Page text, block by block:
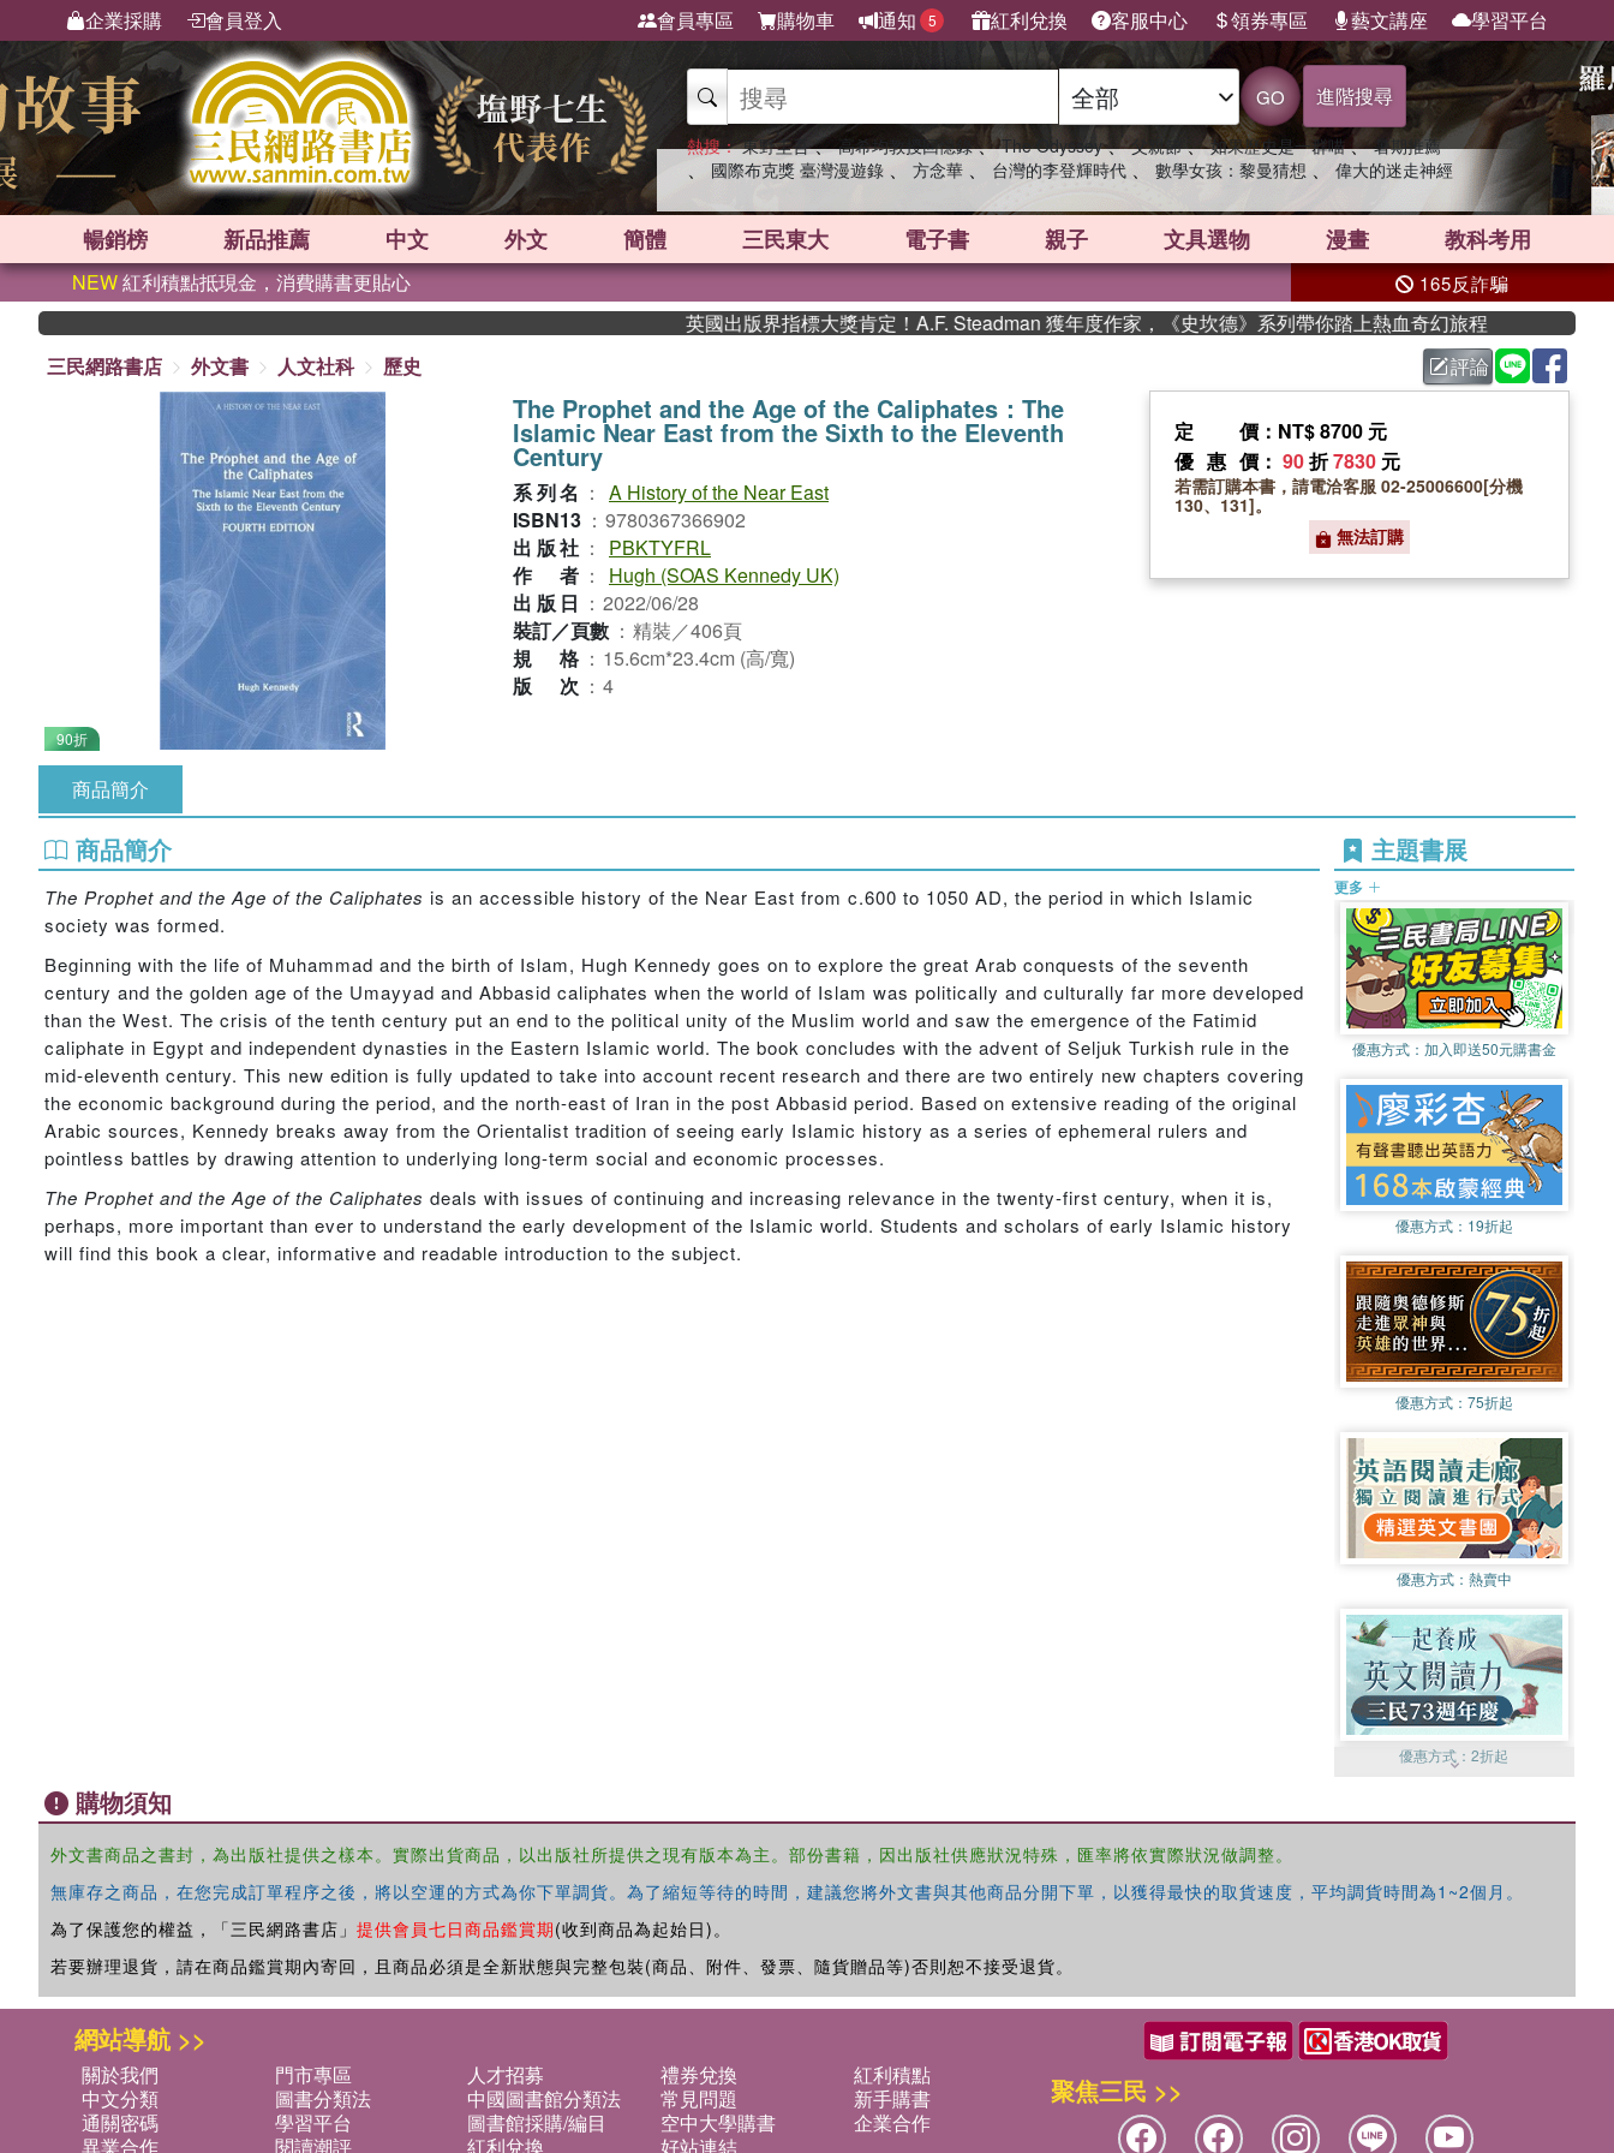
企業採購 會員登入 會員專區 購物車 通知 5 紅利兌換 客服中心 領券專區 藝文講座 學習平台
GO 進階搜尋
熱搜： 東野圭吾 、 高希均教授回憶錄 、 The Odyssey 、 父親節 、 如果歷史是一群喵 、 暑期推薦
、 國際布克獎 臺灣漫遊錄 、 方念華 、 台灣的李登輝時代 、 數學女孩：黎曼猜想 、 偉大的迷走神經
暢銷榜 新品推薦 中文 外文 簡體 三民東大 電子書 親子 文具選物 漫畫 教科考用
NEW紅利積點抵現金，消費購書更貼心 165反詐騙
英國出版界指標大獎肯定！A.F. Steadman 獲年度作家，《史坎德》系列帶你踏上熱血奇幻旅程
三民網路書店
外文書 人文社科 歷史 評論
90折
The Prophet and the Age of the Caliphates：The
Islamic Near East from the Sixth to the Eleventh
Century
系列名 ： A History of the Near East
ISBN13 ： 9780367366902
出版社 ：
PBKTYFRL
作者 ：
Hugh (SOAS Kennedy UK)
出版日 ： 2022/06/28
裝訂／頁數 ： 精裝／406頁
規格 ： 15.6cm*23.4cm (高/寬)
版次 ： 4
定價 ：NT$ 8700 元
優惠價 ： 90折7830 元
若需訂購本書，請電洽客服 02-25006600[分機
130、131]。
無法訂購
商品簡介
商品簡介
The Prophet and the Age of the Caliphates is an accessible history of the Near East from c.600 to 1050 AD, the period in which Islamic
society was formed.
Beginning with the life of Muhammad and the birth of Islam, Hugh Kennedy goes on to explore the great Arab conquests of the seventh
century and the golden age of the Umayyad and Abbasid caliphates when the world of Islam was politically and culturally far more developed
than the West. The crisis of the tenth century put an end to the political unity of the Muslim world and saw the emergence of the Fatimid
caliphate in Egypt and independent dynasties in the Eastern Islamic world. The book concludes with the advent of Seljuk Turkish rule in the
mid-eleventh century. This new edition is fully updated to take into account recent research and there are two entirely new chapters covering
the economic background during the period, and the north-east of Iran in the post Abbasid period. Based on extensive reading of the original
Arabic sources, Kennedy breaks away from the Orientalist tradition of seeing early Islamic history as a series of ephemeral rulers and
pointless battles by drawing attention to underlying long-term social and economic processes.
The Prophet and the Age of the Caliphates deals with issues of continuing and increasing relevance in the twenty-first century, when it is,
perhaps, more important than ever to understand the early development of the Islamic world. Students and scholars of early Islamic history
will find this book a clear, informative and readable introduction to the subject.
主題書展
更多
優惠方式： 加入即送50元購書金
優惠方式： 19折起
優惠方式： 75折起
優惠方式： 熱賣中
優惠方式：2折起
購物須知
外文書商品之書封，為出版社提供之樣本。實際出貨商品，以出版社所提供之現有版本為主。部份書籍，因出版社供應狀況特殊，匯率將依實際狀況做調整。
無庫存之商品，在您完成訂單程序之後，將以空運的方式為你下單調貨。為了縮短等待的時間，建議您將外文書與其他商品分開下單，以獲得最快的取貨速度，平均調貨時間為1~2個月。
為了保護您的權益，「三民網路書店」 提供會員七日商品鑑賞期(收到商品為起始日)。
若要辦理退貨，請在商品鑑賞期內寄回，且商品必須是全新狀態與完整包裝(商品、附件、發票、隨貨贈品等)否則恕不接受退貨。
網站導航 >>
關於我們 門市專區 人才招募 禮券兌換
紅利積點
中文分類
圖書分類法 中國圖書館分類法 常見問題
新手購書
通關密碼
學習平台 圖書館採購/編目 空中大學購書
企業合作
異業合作
閱讀潮評 紅利兌換 好站連結
聚焦三民 >>